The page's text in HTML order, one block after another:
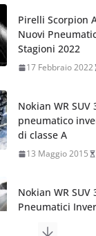
Nokian WR SUV
pneumatico
di classe A
13 Maggio 2015
Nokian WR SUV
Pneumatici
condizioni
23 Aprile 2013
G073:
2 min read